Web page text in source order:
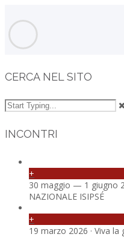
CERCA NEL SITO
INCONTRI
+
30 maggio — 1 giugno
NAZIONALE ISIPSÉ
+
19 marzo 2026 · Viva